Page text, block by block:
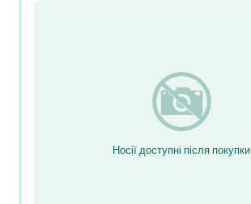
Носії доступні після покупки